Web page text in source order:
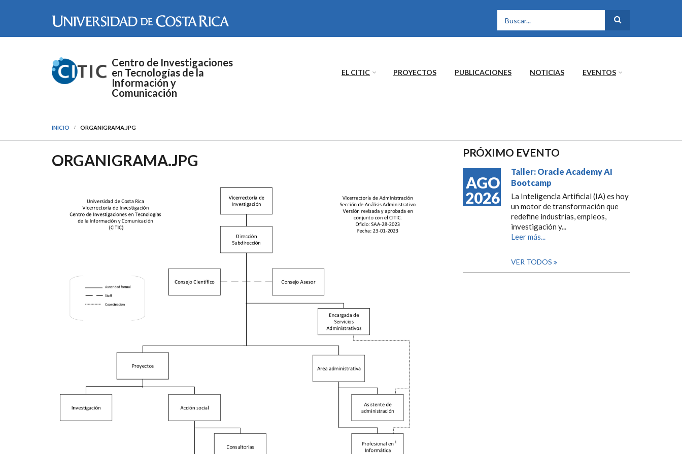
FORMULARIO DE
Centro de Investigaciones
en Tecnologías de la
Información y
Comunicación
EL CITIC PROYECTOS PUBLICACIONES NOTICIAS EVENTOS
INICIO ORGANIGRAMA.JPG
ORGANIGRAMA.JPG PRÓXIMO EVENTO
AGO
2026
Taller: Oracle Academy AI
Bootcamp
La Inteligencia Artificial (IA) es hoy
un motor de transformación que
redefine industrias, empleos,
investigación y...
Leer más...
VER TODOS